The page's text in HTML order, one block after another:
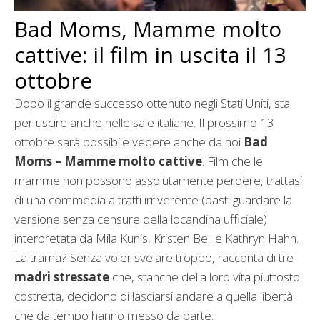
Bad Moms, Mamme molto
cattive: il film in uscita il 13
ottobre
Dopo il grande successo ottenuto negli Stati Uniti, sta
per uscire anche nelle sale italiane. Il prossimo 13
ottobre sarà possibile vedere anche da noi Bad
Moms – Mamme molto cattive. Film che le
mamme non possono assolutamente perdere, trattasi
di una commedia a tratti irriverente (basti guardare la
versione senza censure della locandina ufficiale)
interpretata da Mila Kunis, Kristen Bell e Kathryn Hahn.
La trama? Senza voler svelare troppo, racconta di tre
madri stressate che, stanche della loro vita piuttosto
costretta, decidono di lasciarsi andare a quella libertà
che da tempo hanno messo da parte.